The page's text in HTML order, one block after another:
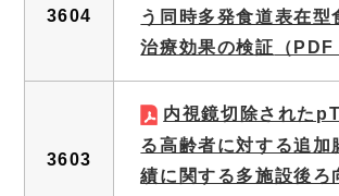
3604
う同時多発食道表在型
治療効果の検証 （
3603
内視鏡切除された
る高齢者に対する追加
績に関する多施設後ろ